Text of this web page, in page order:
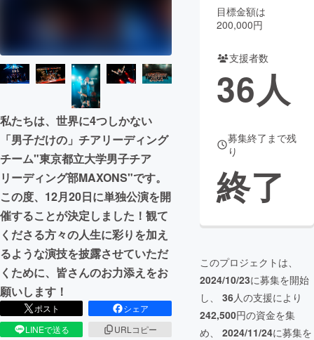
CAMPFIREふるさと納税
コミュニティ
私たちは、世界に4つしかない
「男子だけの」チアリーディング
チーム"東京都立大学男子チア
リーディング部MAXONS"です。
この度、12月20日に単独公演を開
催することが決定しました！観て
くださる方々の人生に彩りを加え
るような演技を披露させていただ
くために、皆さんのお力添えをお
願いします！
ポスト
シェア
LINEで送る
URLコピー
目標金額は
200,000円
支援者数
36人
募集終了まで残
り
終了
このプロジェクトは、
2024/10/23に募集を開始
し、 36人の支援により
242,500円の資金を集
め、 2024/11/24に募集を